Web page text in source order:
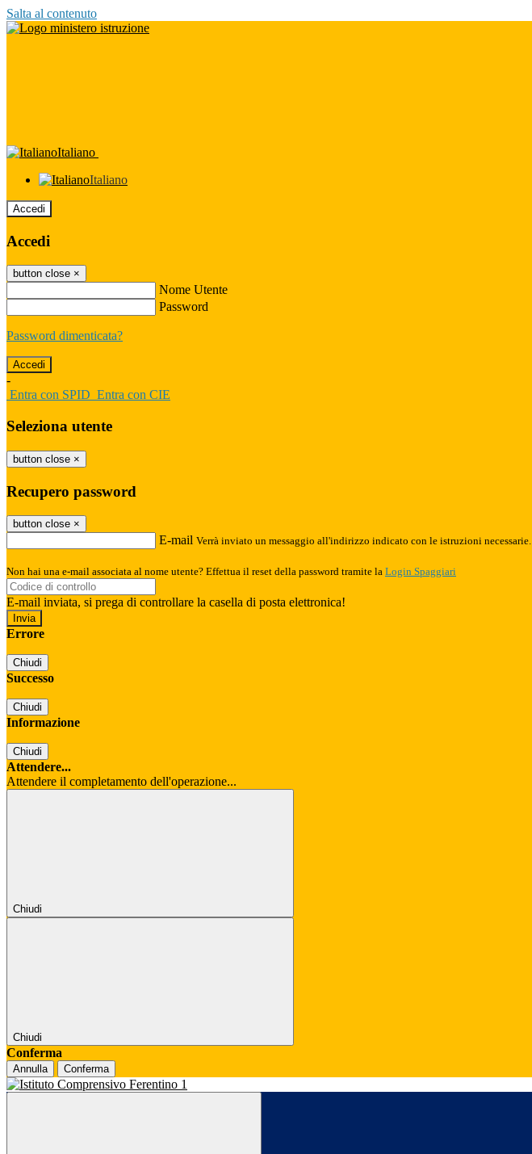
Salta al contenuto
Italiano
Italiano
Accedi
Accedi
button close ×
Nome Utente
Password
Password dimenticata?
-
Entra con SPID Entra con CIE
Seleziona utente
button close ×
Recupero password
button close ×
E-mail Verrà inviato un messaggio all'indirizzo indicato con le istruzioni necessarie.
Non hai una e-mail associata al nome utente? Effettua il reset della password tramite la Login Spaggiari
E-mail inviata, si prega di controllare la casella di posta elettronica!
Errore
Chiudi
Successo
Chiudi
Informazione
Chiudi
Attendere...
Attendere il completamento dell'operazione...
Chiudi
Chiudi
Conferma
Annulla Conferma